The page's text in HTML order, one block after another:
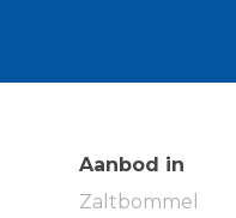
Dankzij de
bereikbaar. Twee
Aanbod in
Zaltbommel